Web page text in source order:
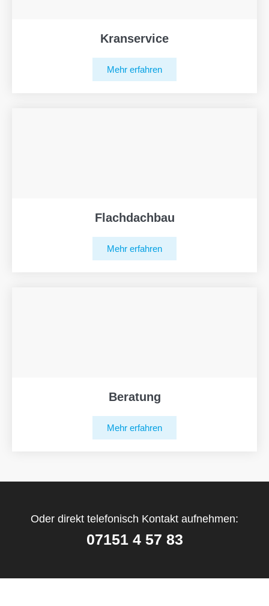
Kranservice
Mehr erfahren
Flachdachbau
Mehr erfahren
Beratung
Mehr erfahren
Oder direkt telefonisch Kontakt aufnehmen:
07151 4 57 83